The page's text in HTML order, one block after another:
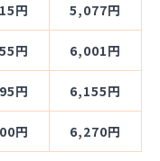
円 5,077円
円 6,001円
円 6,155円
円 6,270円